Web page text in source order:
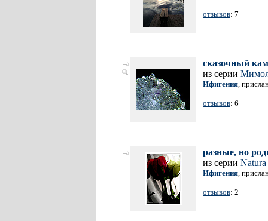
отзывов: 7
сказочный
из серии
Ифигения,
отзывов: 6
разные, но
из серии
Ифигения,
отзывов: 2